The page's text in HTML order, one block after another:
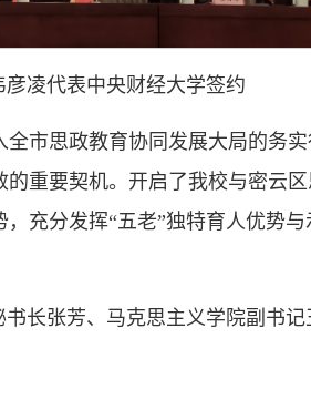
彦凌代表中央财经大学签约
市思政教育协同发展大局的务
重要契机。开启了我校与密云
充分发挥“五老”独特育人优势
长张芳、马克思主义学院副书记